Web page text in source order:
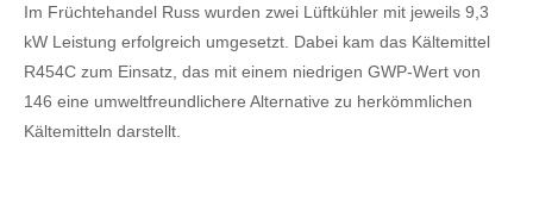
Im Früchtehandel Russ wurden zwei Lüftkühler mit jeweils 9,3
kW Leistung erfolgreich umgesetzt. Dabei kam das Kältemittel
R454C zum Einsatz, das mit einem niedrigen GWP-Wert von
146 eine umweltfreundlichere Alternative zu herkömmlichen
Kältemitteln darstellt.